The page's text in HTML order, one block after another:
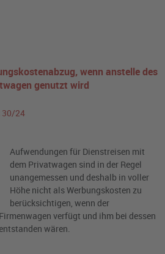
wenn anstelle des
genutzt wird
30/24
Aufwendungen für Dienstreisen mit
dem Privatwagen sind in der Regel
unangemessen und deshalb in voller
Höhe nicht als Werbungskosten zu
berücksichtigen, wenn der
verfügt und ihm bei dessen
wären.